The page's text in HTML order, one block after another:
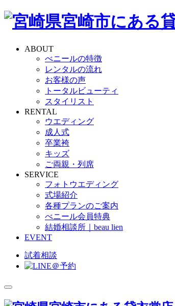
ABOUT
べニールの特徴
レンタルの流れ
お客様の声
トータルビューティ
スタイリスト
RENTAL
ウエディング
成人式
卒業袴
キッズ
ご両親・列席
SERVICE
フォトウエディング
式場紹介
各種プランのご案内
べニール会員特典
結婚相談所｜beau lien
EVENT
試着相談
toggle
navigation